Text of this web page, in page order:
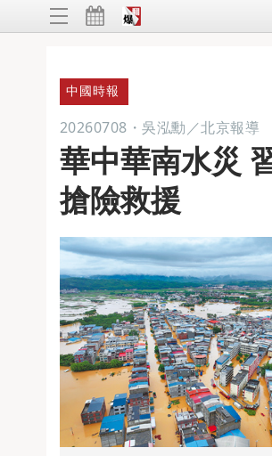
中國時報
20260708 ・ 吳泓勳／北京報導
華中華南水災
搶險救援